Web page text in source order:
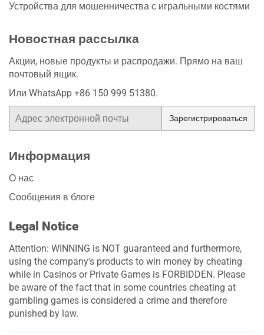
Устройства для мошенничества с игральными костями
Новостная рассылка
Акции, новые продукты и распродажи. Прямо на ваш
почтовый ящик.
Или WhatsApp +86 150 999 51380.
почта
Зарегистрироваться
Информация
О нас
Сообщения в блоге
Legal Notice
Attention: WINNING is NOT guaranteed and furthermore,
using the company's products to win money by cheating
while in Casinos or Private Games is FORBIDDEN. Please
be aware of the fact that in some countries cheating at
gambling games is considered a crime and therefore
punished by law.